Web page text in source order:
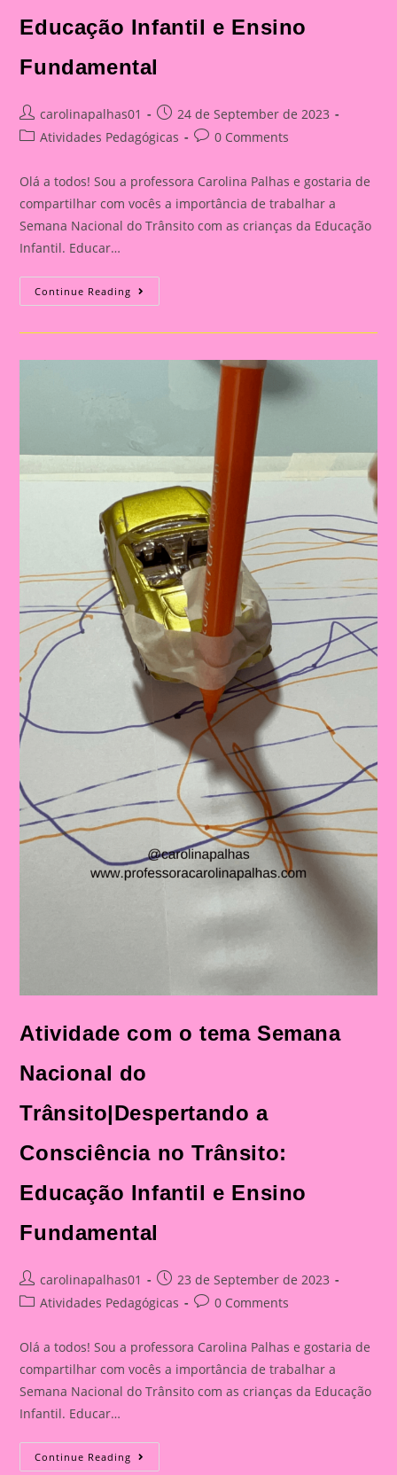
Educação Infantil e Ensino
Fundamental
Post
author:
carolinapalhas01
Post
published:
24 de September de 2023
PostAtividades Pedagógicas
Post0 Comments
Olá a todos! Sou a professora Carolina Palhas e gostaria de
compartilhar com vocês a importância de trabalhar a
Semana Nacional do Trânsito com as crianças da Educação
Infantil. Educar…
Continue Reading Atividade
Com
Do
Trânsito|Despertando
Educação
Infantil
Ensino
Fundamental
Atividade com o tema Semana
Nacional do
Trânsito|Despertando a
Consciência no Trânsito:
Educação Infantil e Ensino
Fundamental
Post
author:
carolinapalhas01
Post
published:
23 de September de 2023
PostAtividades Pedagógicas
Post0 Comments
Olá a todos! Sou a professora Carolina Palhas e gostaria de
compartilhar com vocês a importância de trabalhar a
Semana Nacional do Trânsito com as crianças da Educação
Infantil. Educar…
Continue Reading Atividade
Com